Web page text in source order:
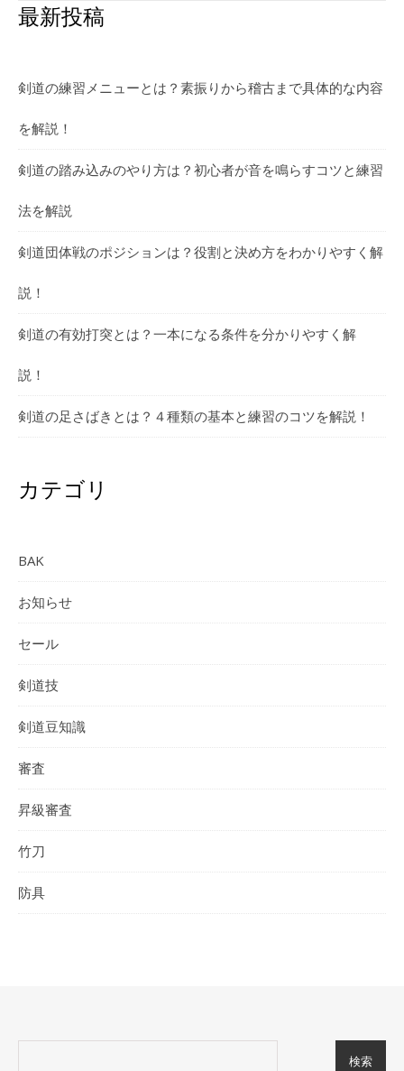
最新投稿
剣道の練習メニューとは？素振りから稽古まで具体的な内容
を解説！
剣道の踏み込みのやり方は？初心者が音を鳴らすコツと練習
法を解説
剣道団体戦のポジションは？役割と決め方をわかりやすく解
説！
剣道の有効打突とは？一本になる条件を分かりやすく解
説！
剣道の足さばきとは？４種類の基本と練習のコツを解説！
カテゴリ
BAK
お知らせ
セール
剣道技
剣道豆知識
審査
昇級審査
竹刀
防具
検索